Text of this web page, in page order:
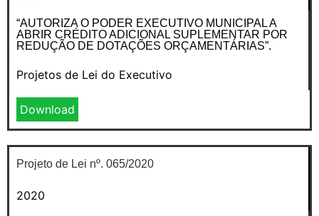
“AUTORIZA O PODER EXECUTIVO MUNICIPAL A
ABRIR CRÉDITO ADICIONAL SUPLEMENTAR POR
REDUÇÃO DE DOTAÇÕES ORÇAMENTÁRIAS”.
Projetos de Lei do Executivo
Download
Projeto de Lei nº. 065/2020
2020